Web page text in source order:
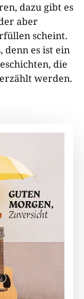
dazu gibt es
aber
scheint.
denn es ist ein
die
werden.